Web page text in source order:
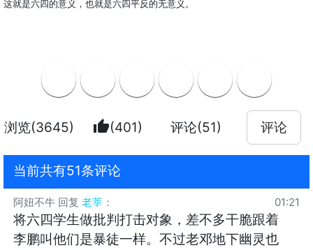
这就是六四的意义，也就是六四平反的无意义。
浏览(3645) thumb_up(401) 评论(51) 评论
当前共有51条评论
阿妞不牛 回复 老莘 ： 01:21
将六四学生做批判打击对象，差不多干脆跟着
李鹏叫他们是暴徒一样。不过老邓地下幽灵也